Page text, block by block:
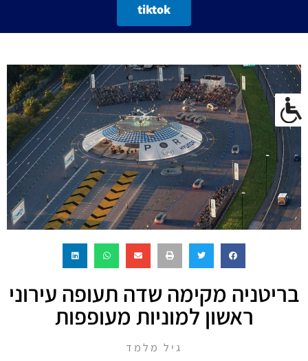
tiktok
בריטניה מקימה שדה תעופה עירוני
ראשון למוניות מעופפות
גיל מלמד